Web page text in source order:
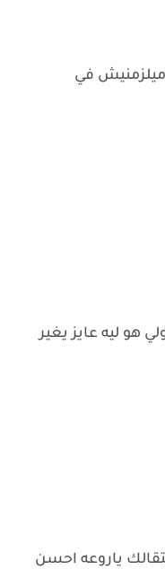
في
هو ليه عايز يغير
ياروعه احسن